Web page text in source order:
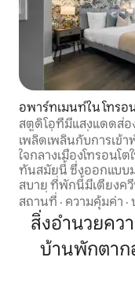
อพาร์ทเมนท์ใน โทรอ
ทาวน์
สตูดิโอที่มีแสงแดดส่อง
ทำเลที่ยอดเยี่ยม!
เพลิดเพลินกับการเข้
ใจกลางเมืองโทรอนโ
ทันสมัยนี้ ซึ่งออกแบบ
สบาย ที่พักนี้มีเตียงค
ครัวที่ทันสมัยและมีอุป
ระเบียงส่วนตัวที่มองเ
สำหรับนักเดินทางค
ธุรกิจที่ต้องการสัมผัส
อยู่ใกล้กับยองเก-ดัน
เซ็นเตอร์ ร้านอาหาร
สถานที่ · ความคุ้มค่า ·
สิ่งอำนวยคว
บ้านพักตาก